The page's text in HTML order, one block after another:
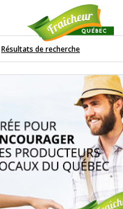
Résultats de recherche